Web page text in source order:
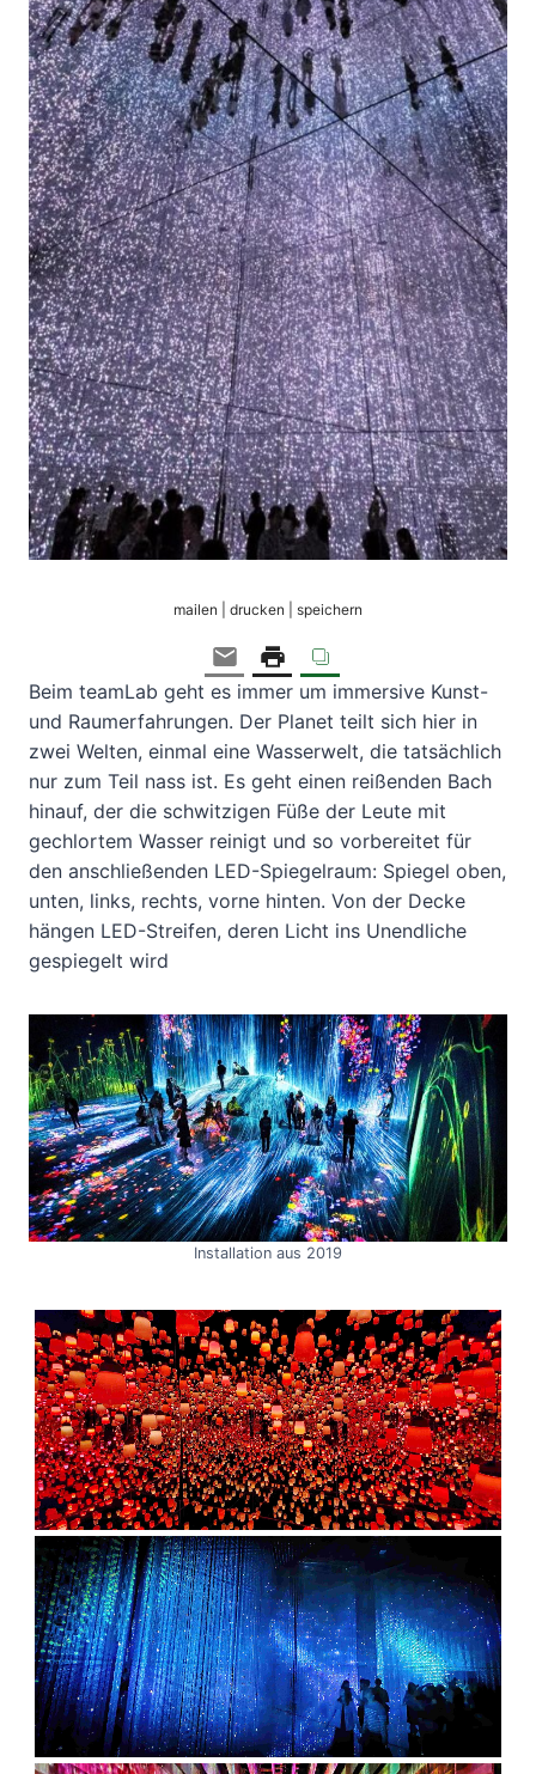
mailen | drucken | speichern
Beim teamLab geht es immer um immersive Kunst-
und Raumerfahrungen. Der Planet teilt sich hier in
zwei Welten, einmal eine Wasserwelt, die tatsächlich
nur zum Teil nass ist. Es geht einen reißenden Bach
hinauf, der die schwitzigen Füße der Leute mit
gechlortem Wasser reinigt und so vorbereitet für
den anschließenden LED-Spiegelraum: Spiegel oben,
unten, links, rechts, vorne hinten. Von der Decke
hängen LED-Streifen, deren Licht ins Unendliche
gespiegelt wird
Installation aus 2019